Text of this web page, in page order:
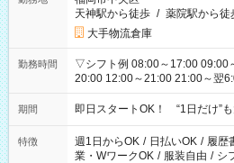
天神駅から徒歩 / 薬院駅から徒
大手物流倉庫
勤務時間
▽シフト例 08:00～17:00 09:00
20:00 12:00～21:00 21:00～翌6:00...などその他にも沢山時間が
ございます！ 基本は実働8時間（休憩1時間）がメインですが、
他にもご希望があればご相談く
期間 即日スタートOK！ “1日だけ”も
特徴 週1日からOK / 日払いOK / 履歴
業・WワークOK / 服装自由 / シ